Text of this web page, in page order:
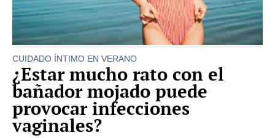
CUIDADO ÍNTIMO EN VERANO
¿Estar mucho rato con el
bañador mojado puede
provocar infecciones
vaginales?